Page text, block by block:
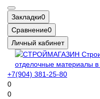
Закладки0
Сравнение0
Личный кабинет
+7(904) 381-25-80
0
0